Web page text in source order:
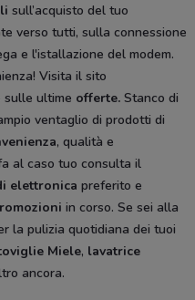
sull’acquisto del tuo
verso tutti, sulla connessione
e l'istallazione del modem.
Visita il sito
sulle ultime offerte. Stanco di
ventaglio di prodotti di
, qualità e
al caso tuo consulta il
elettronica preferito e
in corso. Se sei alla
la pulizia quotidiana dei tuoi
Miele, lavatrice
ancora.